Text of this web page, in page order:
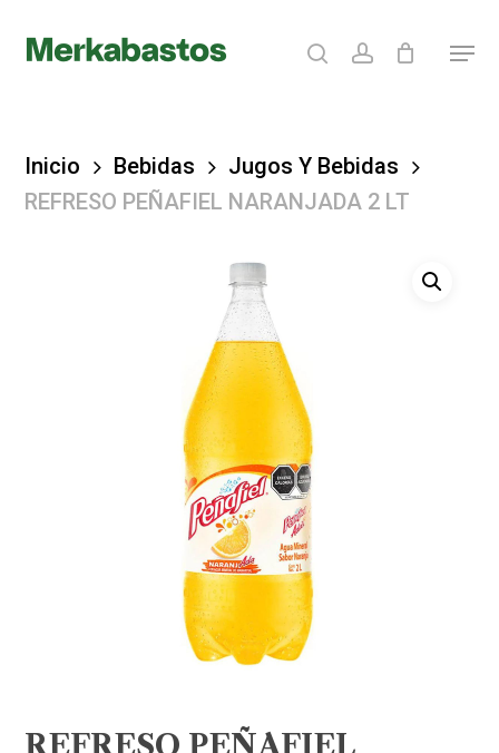
searchaccount Menu
Inicio Bebidas
Jugos Y Bebidas
REFRESO PEÑAFIEL NARANJADA 2 LT
Close